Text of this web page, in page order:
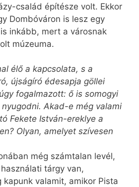
család építésze volt. Ekkor
Dombóváron is lesz egy
inkább, mert a városnak
múzeuma.
élő a kapcsolata, s a
újságíró édesapja göllei
fogalmazott: ő is somogyi
Akad-e még valami
Fekete István-ereklye a
Olyan, amelyet szívesen
még számtalan levél,
tárgy van,
kapunk valamit, amikor Pista